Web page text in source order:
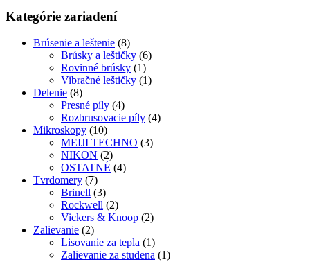
Kategórie zariadení
Brúsenie a leštenie (8)
Brúsky a leštičky (6)
Rovinné brúsky (1)
Vibračné leštičky (1)
Delenie (8)
Presné píly (4)
Rozbrusovacie píly (4)
Mikroskopy (10)
MEIJI TECHNO (3)
NIKON (2)
OSTATNÉ (4)
Tvrdomery (7)
Brinell (3)
Rockwell (2)
Vickers & Knoop (2)
Zalievanie (2)
Lisovanie za tepla (1)
Zalievanie za studena (1)